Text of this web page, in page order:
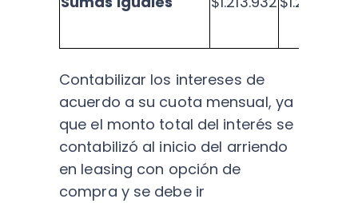
Contabilizar los intereses de
acuerdo a su cuota mensual, ya
que el monto total del interés se
contabilizó al inicio del arriendo
en leasing con opción de
compra y se debe ir